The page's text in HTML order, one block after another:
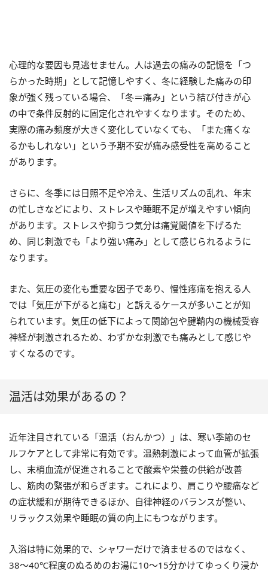
心理的な要因も見逃せません。人は過去の痛みの記憶を「つ
らかった時期」として記憶しやすく、冬に経験した痛みの印
象が強く残っている場合、「冬＝痛み」という結び付きが心
の中で条件反射的に固定化されやすくなります。そのため、
実際の痛み頻度が大きく変化していなくても、「また痛くな
るかもしれない」という予期不安が痛み感受性を高めること
があります。
さらに、冬季には日照不足や冷え、生活リズムの乱れ、年末
の忙しさなどにより、ストレスや睡眠不足が増えやすい傾向
があります。ストレスや抑うつ気分は痛覚閾値を下げるた
め、同じ刺激でも「より強い痛み」として感じられるように
なります。
また、気圧の変化も重要な因子であり、慢性疼痛を抱える人
では「気圧が下がると痛む」と訴えるケースが多いことが知
られています。気圧の低下によって関節包や腱鞘内の機械受容
神経が刺激されるため、わずかな刺激でも痛みとして感じや
すくなるのです。
温活は効果があるの？
近年注目されている「温活（おんかつ）」は、寒い季節のセ
ルフケアとして非常に有効です。温熱刺激によって血管が拡張
し、末梢血流が促進されることで酸素や栄養の供給が改善
し、筋肉の緊張が和らぎます。これにより、肩こりや腰痛など
の症状緩和が期待できるほか、自律神経のバランスが整い、
リラックス効果や睡眠の質の向上にもつながります。
入浴は特に効果的で、シャワーだけで済ませるのではなく、
38〜40℃程度のぬるめのお湯に10〜15分かけてゆっくり浸か